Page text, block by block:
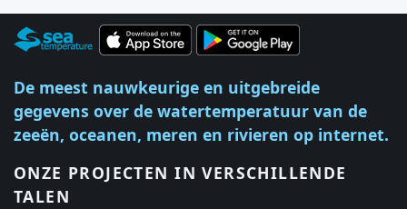
De meest nauwkeurige en uitgebreide
gegevens over de watertemperatuur van de
zeeën, oceanen, meren en rivieren op internet.
ONZE PROJECTEN IN VERSCHILLENDE
TALEN